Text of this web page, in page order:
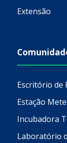
Extensão
Escritório de
Estação
Incubadora
Laboratório